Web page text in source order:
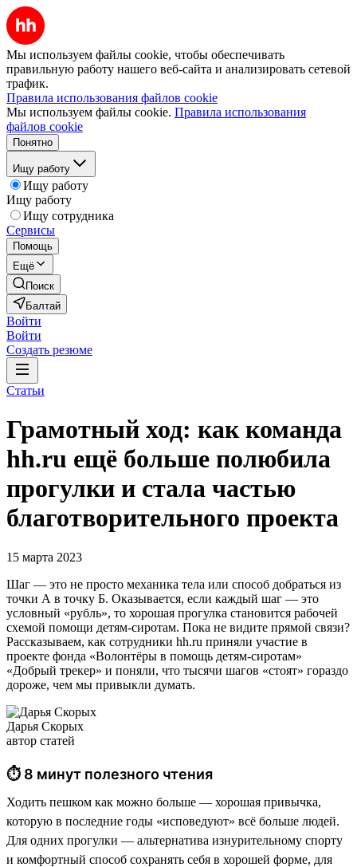
Мы используем файлы cookie, чтобы обеспечивать
правильную работу нашего веб-сайта и анализировать сетевой
трафик.
Правила использования файлов cookie
Мы используем файлы cookie. Правила использования
файлов cookie
Понятно
Ищу работу
Ищу работу
Ищу работу
Ищу сотрудника
Сервисы
Помощь
Ещё
Поиск
Балтай
Войти
Войти
Создать резюме
Статьи
Грамотный ход: как команда
hh.ru ещё больше полюбила
прогулки и стала частью
благотворительного проекта
15 марта 2023
Шаг — это не просто механика тела или способ добраться из
точки А в точку Б. Оказывается, если каждый шаг — это
условный «рубль», то хорошая прогулка становится рабочей
схемой помощи детям-сиротам. Пока не видите прямой связи?
Рассказываем, как сотрудники hh.ru приняли участие в
проекте фонда «Волонтёры в помощь детям-сиротам»
«Добрый трекер» и поняли, что тысячи шагов «стоят» гораздо
дороже, чем мы привыкли думать.
Дарья Скорых
автор статей
⏱ 8 минут полезного чтения
Ходить пешком как можно больше — хорошая привычка,
которую в последние годы «исповедуют» всё больше людей.
Для одних прогулки — альтернатива изнурительному спорту
и комфортный способ сохранять себя в хорошей форме, для